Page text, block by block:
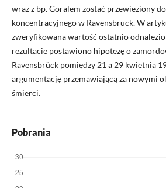
wraz z bp. Goralem zostać przewieziony
koncentracyjnego w Ravensbrück. W
zweryfikowana wartość ostatnio
rezultacie postawiono hipotezę o
Ravensbrück pomiędzy 21 a 29 kwietnia
argumentację przemawiającą za nowymi
śmierci.
Pobrania